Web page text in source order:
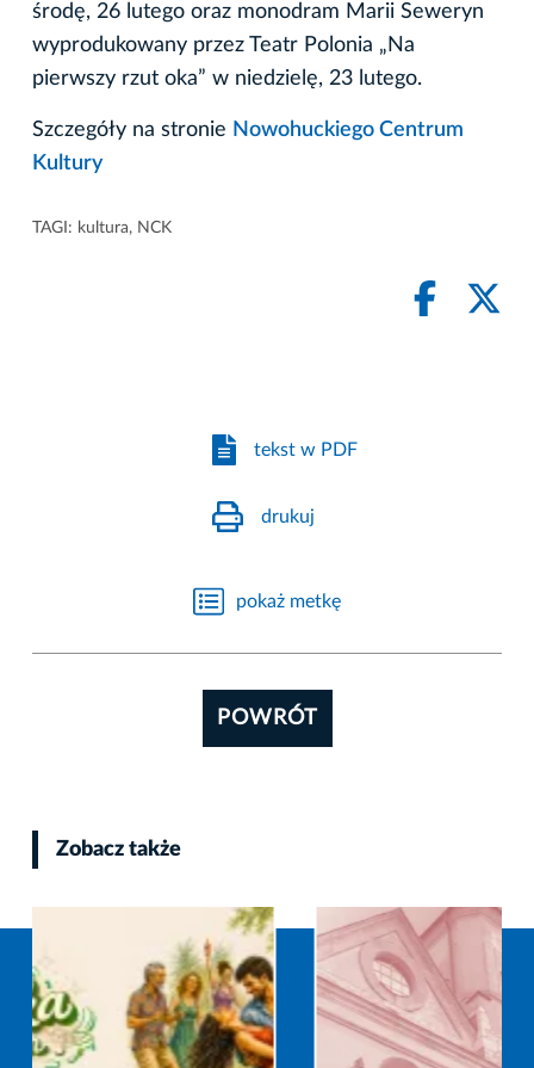
środę, 26 lutego oraz monodram Marii Seweryn
wyprodukowany przez Teatr Polonia „Na
pierwszy rzut oka” w niedzielę, 23 lutego.
Szczegóły na stronie Nowohuckiego Centrum
Kultury
TAGI: kultura, NCK
tekst w PDF
drukuj
pokaż metkę
POWRÓT
Zobacz także